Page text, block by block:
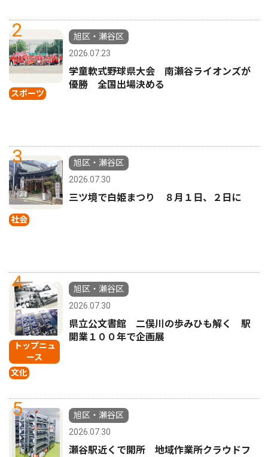
2
スポーツ
旭区・瀬谷区
2026.07.23
学童軟式野球県大会 南瀬谷ライオンズが
優勝 全国出場決める
3
社会
旭区・瀬谷区
2026.07.30
三ツ境で白姫まつり ８月１日、２日に
4
トップニュ
ース
文化
旭区・瀬谷区
2026.07.30
県立公文書館 二俣川の歩みひも解く 駅
開業１００年で企画展
5
旭区・瀬谷区
2026.07.30
瀬谷駅近くで開所 地域作業所クラウドフ